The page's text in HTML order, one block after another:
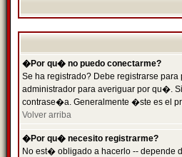
�Por qu� no puedo conectarme?
Se ha registrado? Debe registrarse
administrador para averiguar por qu�.
contrase�a. Generalmente �ste es el
Volver arriba
�Por qu� necesito registrarme?
No est� obligado a hacerlo -- depende